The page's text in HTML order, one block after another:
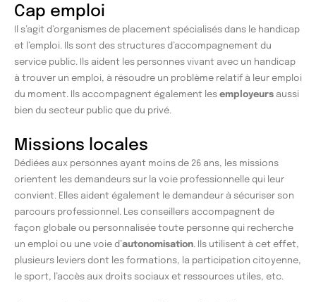
Cap emploi
Il s’agit d’organismes de placement spécialisés dans le handicap
et l’emploi. Ils sont des structures d’accompagnement du
service public. Ils aident les personnes vivant avec un handicap
à trouver un emploi, à résoudre un problème relatif à leur emploi
du moment. Ils accompagnent également les employeurs aussi
bien du secteur public que du privé.
Missions locales
Dédiées aux personnes ayant moins de 26 ans, les missions
orientent les demandeurs sur la voie professionnelle qui leur
convient. Elles aident également le demandeur à sécuriser son
parcours professionnel. Les conseillers accompagnent de
façon globale ou personnalisée toute personne qui recherche
un emploi ou une voie d’autonomisation. Ils utilisent à cet effet,
plusieurs leviers dont les formations, la participation citoyenne,
le sport, l’accès aux droits sociaux et ressources utiles, etc.